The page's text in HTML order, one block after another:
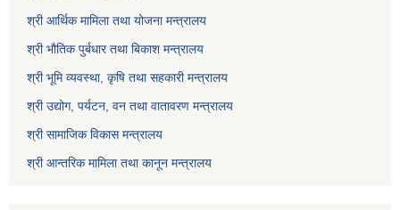
श्री आर्थिक मामिला तथा योजना मन्त्रालय
श्री भौतिक पुर्बधार तथा बिकाश मन्त्रालय
श्री भूमि व्यवस्था, कृषि तथा सहकारी मन्त्रालय
श्री उद्योग, पर्यटन, वन तथा वातावरण मन्त्रालय
श्री सामाजिक विकास मन्त्रालय
श्री आन्तरिक मामिला तथा कानून मन्त्रालय